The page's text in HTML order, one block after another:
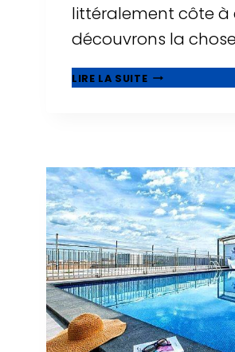
littéralement côte à
découvrons la
LIRE LA SUITE🥇
QUE
MUNICIPALITÉ
À
CÔTÉ
DE
SALOU